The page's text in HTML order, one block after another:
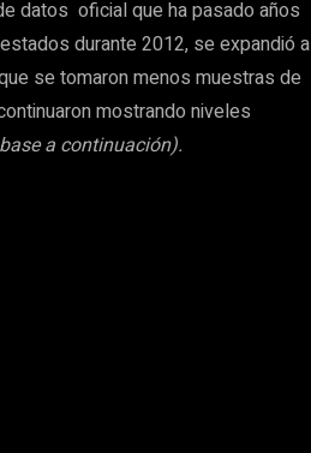
datos oficial que ha pasado años
durante 2012, se expandió a
se tomaron menos muestras de
mostrando niveles
a continuación).